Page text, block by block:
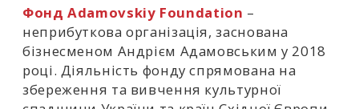
тему. Вона про жінку-художницю, яка є
перешкодою для системи впорядкування
досвіду війни. У термінах Сари Ахмед, вона
– «the feminist killjoy» – та, хто не дозволяє
затерти біль, розмити тілесність, імітувати
Фонд Adamovskiy Foundation –
неприбуткова організація, заснована
бізнесменом Андрієм Адамовським у 2018
році. Діяльність фонду спрямована на
збереження та вивчення культурної